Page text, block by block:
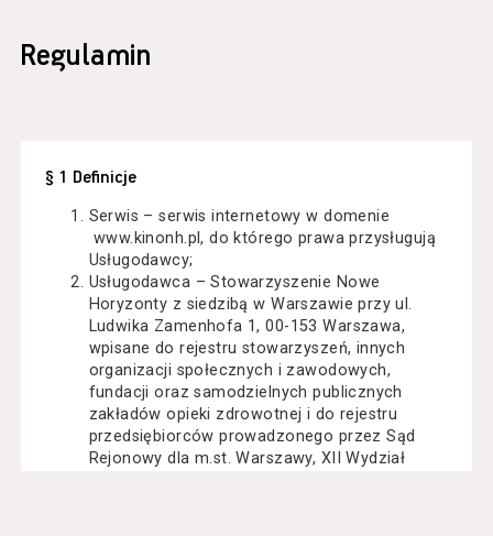
Regulamin
§ 1 Definicje
Serwis – serwis internetowy w domenie
www.kinonh.pl, do którego prawa przysługują
Usługodawcy;
Usługodawca – Stowarzyszenie Nowe
Horyzonty z siedzibą w Warszawie przy ul.
Ludwika Zamenhofa 1, 00-153 Warszawa,
wpisane do rejestru stowarzyszeń, innych
organizacji społecznych i zawodowych,
fundacji oraz samodzielnych publicznych
zakładów opieki zdrowotnej i do rejestru
przedsiębiorców prowadzonego przez Sąd
Rejonowy dla m.st. Warszawy, XII Wydział